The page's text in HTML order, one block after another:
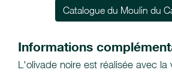
Catalogue du Moulin du
Informations
L'olivade noire est réalisée avec la